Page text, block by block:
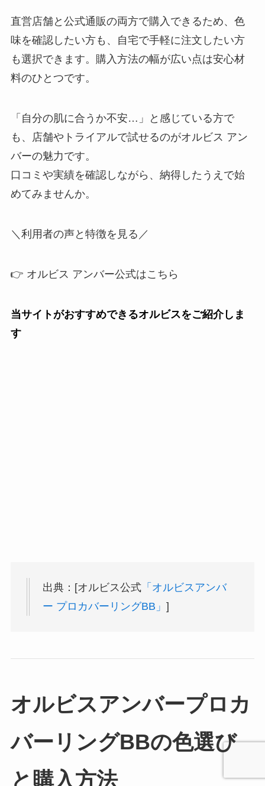
直営店舗と公式通販の両方で購入できるため、色
味を確認したい方も、自宅で手軽に注文したい方
も選択できます。購入方法の幅が広い点は安心材
料のひとつです。
「自分の肌に合うか不安…」と感じている方で
も、店舗やトライアルで試せるのがオルビス アン
バーの魅力です。
口コミや実績を確認しながら、納得したうえで始
めてみませんか。
＼利用者の声と特徴を見る／
👉 オルビス アンバー公式はこちら
当サイトがおすすめできるオルビスをご紹介しま
す
出典：[オルビス公式「オルビスアンバ
ー プロカバーリングBB」 ]
オルビスアンバープロカ
バーリングBBの色選び
と購入方法